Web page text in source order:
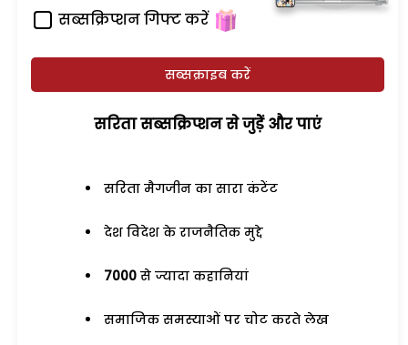
सब्सक्रिप्शन गिफ्ट करें
सब्सक्राइब करें
सरिता सब्सक्रिप्शन से जुड़ेें और पाएं
सरिता मैगजीन का सारा कंटेंट
देश विदेश के राजनैतिक मुद्दे
7000 से ज्यादा कहानियां
समाजिक समस्याओं पर चोट करते लेख